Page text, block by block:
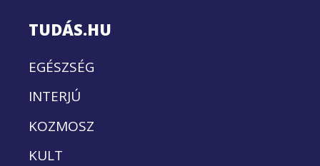
TUDÁS.HU
EGÉSZSÉG
INTERJÚ
KOZMOSZ
KULT